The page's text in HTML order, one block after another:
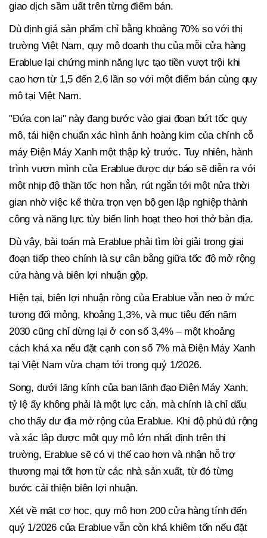
giao dịch sầm uất trên từng điểm bán.
Dù định giá sản phẩm chỉ bằng khoảng 70% so với thị
trường Việt Nam, quy mô doanh thu của mỗi cửa hàng
Erablue lại chứng minh năng lực tạo tiền vượt trội khi
cao hơn từ 1,5 đến 2,6 lần so với một điểm bán cùng quy
mô tại Việt Nam.
"Đứa con lai" này đang bước vào giai đoạn bứt tốc quy
mô, tái hiện chuẩn xác hình ảnh hoàng kim của chính cỗ
máy Điện Máy Xanh một thập kỷ trước. Tuy nhiên, hành
trình vươn mình của Erablue được dự báo sẽ diễn ra với
một nhịp độ thần tốc hơn hẳn, rút ngắn tới một nửa thời
gian nhờ việc kế thừa trọn vẹn bộ gen lập nghiệp thành
công và năng lực tùy biến linh hoạt theo hơi thở bản địa.
Dù vậy, bài toán mà Erablue phải tìm lời giải trong giai
đoạn tiếp theo chính là sự cân bằng giữa tốc độ mở rộng
cửa hàng và biên lợi nhuận gộp.
Hiện tại, biên lợi nhuận ròng của Erablue vẫn neo ở mức
tương đối mỏng, khoảng 1,3%, và mục tiêu đến năm
2030 cũng chỉ dừng lại ở con số 3,4% – một khoảng
cách khá xa nếu đặt cạnh con số 7% mà Điện Máy Xanh
tại Việt Nam vừa chạm tới trong quý 1/2026.
Song, dưới lăng kính của ban lãnh đạo Điện Máy Xanh,
tỷ lệ ấy không phải là một lực cản, mà chính là chỉ dấu
cho thấy dư địa mở rộng của Erablue. Khi độ phủ đủ rộng
và xác lập được một quy mô lớn nhất định trên thị
trường, Erablue sẽ có vị thế cao hơn và nhận hỗ trợ
thương mại tốt hơn từ các nhà sản xuất, từ đó từng
bước cải thiện biên lợi nhuận.
Xét về mặt cơ học, quy mô hơn 200 cửa hàng tính đến
quý 1/2026 của Erablue vẫn còn khá khiêm tốn nếu đặt